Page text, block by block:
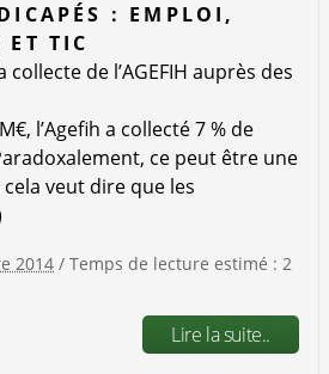
: EMPLOI,
ET TIC
collecte de l’AGEFIH auprès des
l’Agefih a collecté 7 % de
ce peut être une
veut dire que les
2014 / Temps de lecture estimé : 2
Lire la suite..